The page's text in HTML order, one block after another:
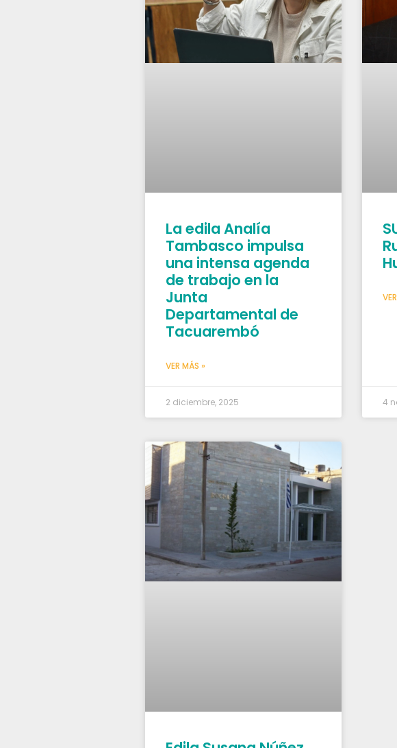
La edila Analía
Tambasco impulsa
una intensa agenda
de trabajo en la
Junta
Departamental de
Tacuarembó
VER MÁS »
2 diciembre, 2025 4